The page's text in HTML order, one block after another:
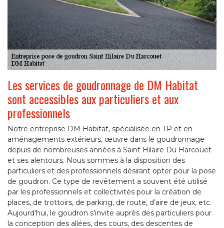
Les services de goudronnage de DM Habitat
sont accessibles aux particuliers et aux
professionnels
Notre entreprise DM Habitat, spécialisée en TP et en
aménagements extérieurs, œuvre dans le goudronnage
depuis de nombreuses années à Saint Hilaire Du Harcouet
et ses alentours. Nous sommes à la disposition des
particuliers et des professionnels désirant opter pour la pose
de goudron. Ce type de revêtement a souvent été utilisé
par les professionnels et collectivités pour la création de
places, de trottoirs, de parking, de route, d’aire de jeux, etc.
Aujourd’hui, le goudron s’invite auprès des particuliers pour
la conception des allées, des cours, des descentes de